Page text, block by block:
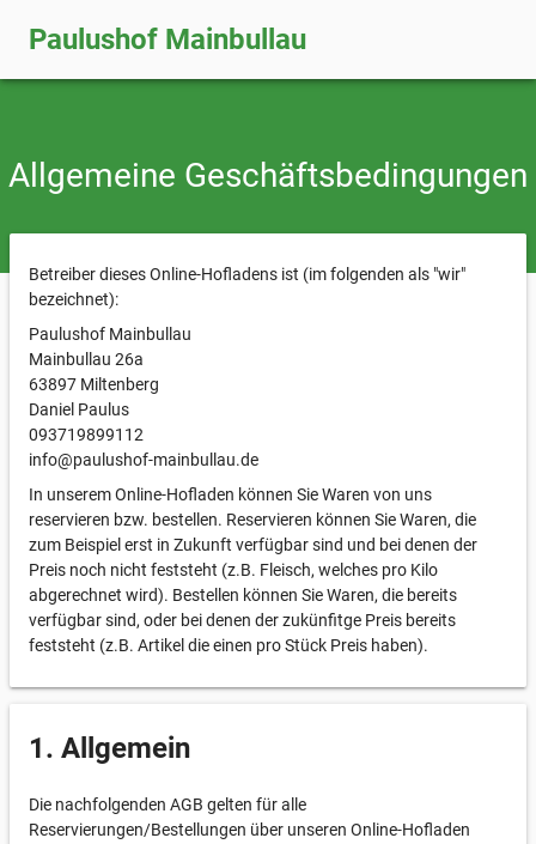
Paulushof Mainbullau
Allgemeine Geschäftsbedingungen
Betreiber dieses Online-Hofladens ist (im folgenden als "wir"
bezeichnet):
Paulushof Mainbullau
Mainbullau 26a
63897 Miltenberg
Daniel Paulus
093719899112
info@paulushof-mainbullau.de
In unserem Online-Hofladen können Sie Waren von uns
reservieren bzw. bestellen. Reservieren können Sie Waren, die
zum Beispiel erst in Zukunft verfügbar sind und bei denen der
Preis noch nicht feststeht (z.B. Fleisch, welches pro Kilo
abgerechnet wird). Bestellen können Sie Waren, die bereits
verfügbar sind, oder bei denen der zukünfitge Preis bereits
feststeht (z.B. Artikel die einen pro Stück Preis haben).
1. Allgemein
Die nachfolgenden AGB gelten für alle
Reservierungen/Bestellungen über unseren Online-Hofladen